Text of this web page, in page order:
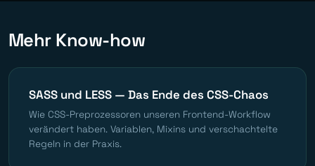
Mehr Know-how
SASS und LESS — Das Ende des CSS-Chaos
Wie CSS-Preprozessoren unseren Frontend-Workflow
verändert haben. Variablen, Mixins und verschachtelte
Regeln in der Praxis.